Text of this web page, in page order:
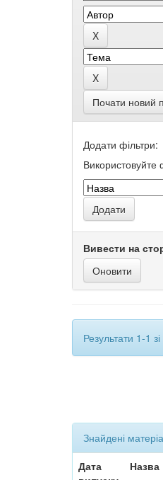
Почати новий
Додати фільтри:
Використовуйте
Вивести на
Результати 1-1
Знайдені
Дата
Назва